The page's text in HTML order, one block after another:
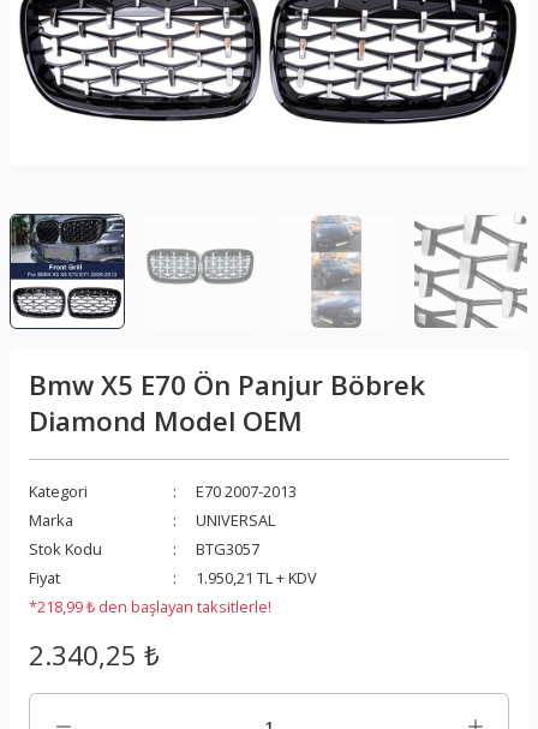
Bmw X5 E70 Ön Panjur Böbrek
Diamond Model OEM
Kategori
E70 2007-2013
Marka
UNIVERSAL
Stok Kodu
BTG3057
Fiyat
1.950,21 TL + KDV
*218,99 ₺ den başlayan taksitlerle!
2.340,25 ₺
Sis Lambası
Xenon Far
Folyo - Karbon Kaplama
Su Isıtıcı - Kettle
Telefon Tutucu